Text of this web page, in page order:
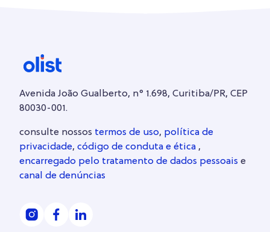
Avenida João Gualberto, n° 1.698, Curitiba/PR, CEP
80030-001.
consulte nossos termos de uso, política de
privacidade, código de conduta e ética ,
encarregado pelo tratamento de dados pessoais e
canal de denúncias